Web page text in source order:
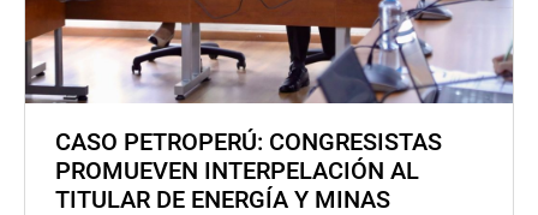
CASO PETROPERÚ: CONGRESISTAS
PROMUEVEN INTERPELACIÓN AL
TITULAR DE ENERGÍA Y MINAS